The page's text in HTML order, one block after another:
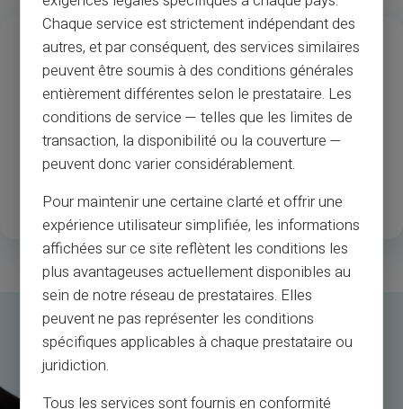
13
Ani de experiență
37M
Acceptarea
comercianților și
bancomatelor
1.3M
Clienți înregistrați fericiți
35
Țări disponibile
Chaque service est strictement indépendant des
autres, et par conséquent, des services similaires
peuvent être soumis à des conditions générales
entièrement différentes selon le prestataire. Les
conditions de service — telles que les limites de
transaction, la disponibilité ou la couverture —
peuvent donc varier considérablement.
Pour maintenir une certaine clarté et offrir une
expérience utilisateur simplifiée, les informations
affichées sur ce site reflètent les conditions les
plus avantageuses actuellement disponibles au
sein de notre réseau de prestataires. Elles
peuvent ne pas représenter les conditions
spécifiques applicables à chaque prestataire ou
juridiction.
Tous les services sont fournis en conformité